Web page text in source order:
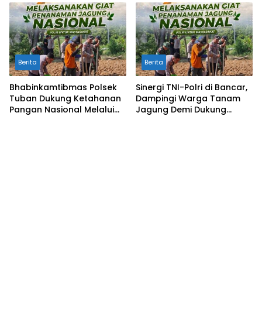
Narkoba Demi Kamtibmas
Kondusif
Kamtibmas
Berita
Bhabinkamtibmas Polsek
Tuban Dukung Ketahanan
Pangan Nasional Melalui
Berita
Sinergi TNI-Polri di Bancar,
Dampingi Warga Tanam
Jagung Demi Dukung